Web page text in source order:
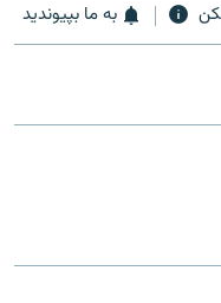
به ما بپیوندید